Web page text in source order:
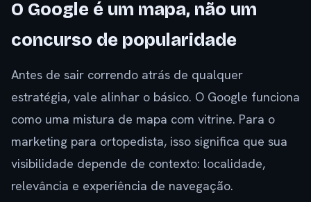
O Google é um mapa, não um
concurso de popularidade
Antes de sair correndo atrás de qualquer
estratégia, vale alinhar o básico. O Google funciona
como uma mistura de mapa com vitrine. Para o
marketing para ortopedista, isso significa que sua
visibilidade depende de contexto: localidade,
relevância e experiência de navegação.